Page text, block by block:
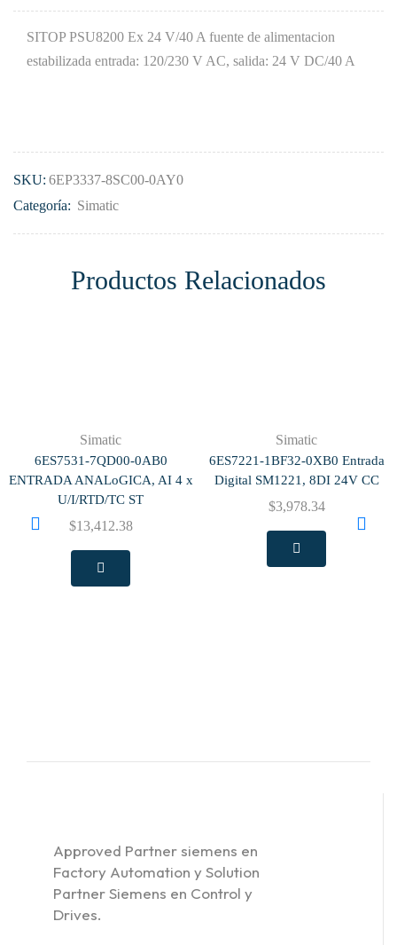
SITOP PSU8200 Ex 24 V/40 A fuente de alimentacion
estabilizada entrada: 120/230 V AC, salida: 24 V DC/40 A
SKU: 6EP3337-8SC00-0AY0
Categoría: Simatic
Productos Relacionados
Simatic
6ES7531-7QD00-0AB0
ENTRADA ANALoGICA, AI 4 x
U/I/RTD/TC ST
$13,412.38
Simatic
6ES7221-1BF32-0XB0 Entrada
Digital SM1221, 8DI 24V CC
$3,978.34
Approved Partner siemens en
Factory Automation y Solution
Partner Siemens en Control y
Drives.